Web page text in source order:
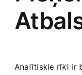
Analītiskie rīki⁢ ir